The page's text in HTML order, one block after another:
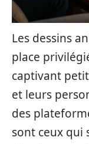
Les dessins
place
captivant
et leurs
des
sont ceux qui